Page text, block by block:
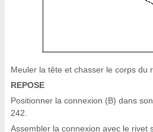
Meuler la tête et chasser le corps du
REPOSE
Positionner la connexion (B) dans
242.
Assembler la connexion avec le rivet